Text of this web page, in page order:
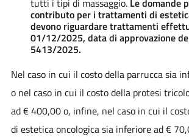
contributo per i trattamenti di
devono riguardare trattamenti
01/12/2025, data di approvazione
5413/2025.
Nel caso in cui il costo della parrucca sia
o nel caso in cui il costo della protesi
ad € 400,00 o, infine, nel caso in cui il
di estetica oncologica sia inferiore ad €